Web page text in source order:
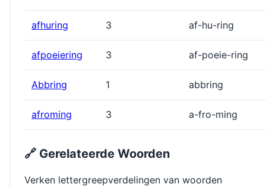
afhuring 3 af-hu-ring
afpoeiering 3 af-poeie-ring
Abbring 1 abbring
afroming 3 a-fro-ming
🔗 Gerelateerde Woorden
Verken lettergreepverdelingen van woorden